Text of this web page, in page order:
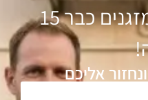
אנחנו מקצועני מזגנים כבר 15
אליכם